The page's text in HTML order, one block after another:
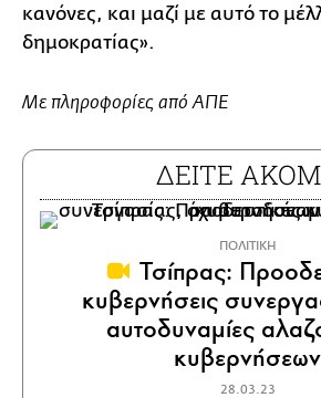
κανόνες, και μαζί με αυτό το
δημοκρατίας».
Με πληροφορίες από ΑΠΕ
ΔΕΙΤΕ
ΠΟΛΙΤΙΚΗ
Τσίπρας:
κυβερνήσεις
αυτοδυναμίες
κυβερνήσεων
28.03.23